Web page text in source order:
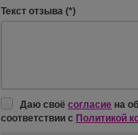
Текст отзыва (*)
Даю своё согласие на
соответствии с Политикой